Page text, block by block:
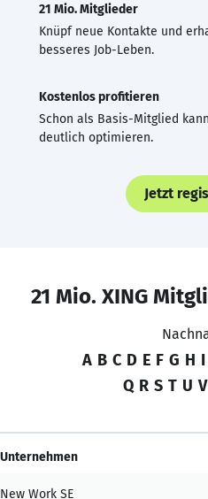
21 Mio. Mitglieder
Knüpf neue Kontakte und
besseres Job-Leben.
Kostenlos profitieren
Schon als Basis-Mitglied
deutlich optimieren.
Jetzt
21 Mio. XING
A B C D E F G H I
Q R S T U V
Unternehmen
New Work SE